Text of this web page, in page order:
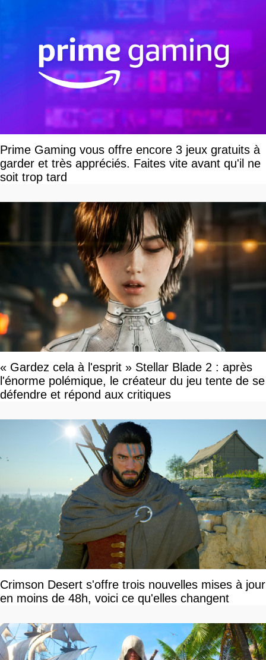
Prime Gaming vous offre encore 3 jeux gratuits à
garder et très appréciés. Faites vite avant qu'il ne
soit trop tard
« Gardez cela à l'esprit » Stellar Blade 2 : après
l'énorme polémique, le créateur du jeu tente de se
défendre et répond aux critiques
Crimson Desert s'offre trois nouvelles mises à jour
en moins de 48h, voici ce qu'elles changent